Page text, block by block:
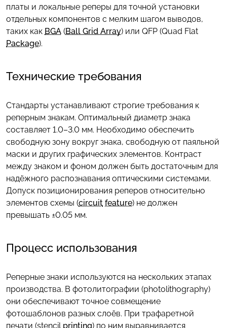
платы и локальные реперы для точной установки
отдельных компонентов с мелким шагом выводов,
таких как BGA (Ball Grid Array) или QFP (Quad Flat
Package).
Технические требования
Стандарты устанавливают строгие требования к
реперным знакам. Оптимальный диаметр знака
составляет 1.0–3.0 мм. Необходимо обеспечить
свободную зону вокруг знака, свободную от паяльной
маски и других графических элементов. Контраст
между знаком и фоном должен быть достаточным для
надёжного распознавания оптическими системами.
Допуск позиционирования реперов относительно
элементов схемы (circuit feature) не должен
превышать ±0.05 мм.
Процесс использования
Реперные знаки используются на нескольких этапах
производства. В фотолитографии (photolithography)
они обеспечивают точное совмещение
фотошаблонов разных слоёв. При трафаретной
печати (stencil printing) по ним выравнивается